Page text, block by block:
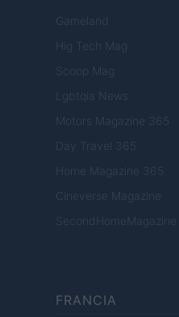
Gameland
Hig Tech Mag
Scoop Mag
Lgbtqia News
Motors Magazine 365
Day Travel 365
Home Magazine 365
Cineverse Magazine
SecondHomeMagazine
FRANCIA